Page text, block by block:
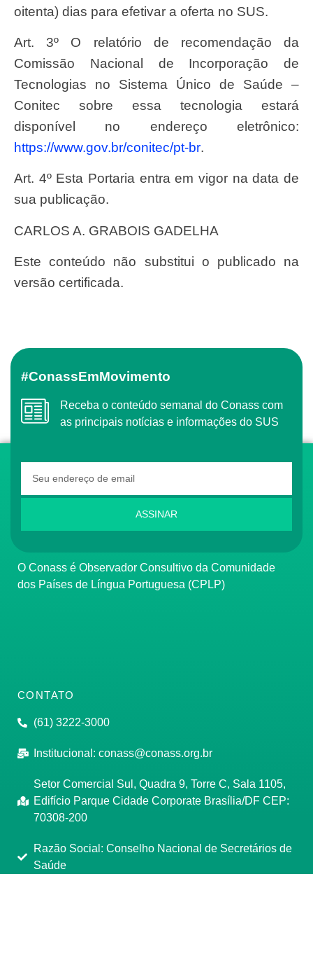
oitenta) dias para efetivar a oferta no SUS.
Art. 3º O relatório de recomendação da
Comissão Nacional de Incorporação de
Tecnologias no Sistema Único de Saúde –
Conitec sobre essa tecnologia estará
disponível no endereço eletrônico:
https://www.gov.br/conitec/pt-br.
Art. 4º Esta Portaria entra em vigor na data de
sua publicação.
CARLOS A. GRABOIS GADELHA
Este conteúdo não substitui o publicado na
versão certificada.
#ConassEmMovimento
Receba o conteúdo semanal do Conass com
as principais notícias e informações do SUS
ASSINAR
O Conass é Observador Consultivo da Comunidade
dos Países de Língua Portuguesa (CPLP)
CONTATO
(61) 3222-3000
Institucional: conass@conass.org.br
Setor Comercial Sul, Quadra 9, Torre C, Sala 1105,
Edifício Parque Cidade Corporate Brasília/DF CEP:
70308-200
Razão Social: Conselho Nacional de Secretários de
Saúde